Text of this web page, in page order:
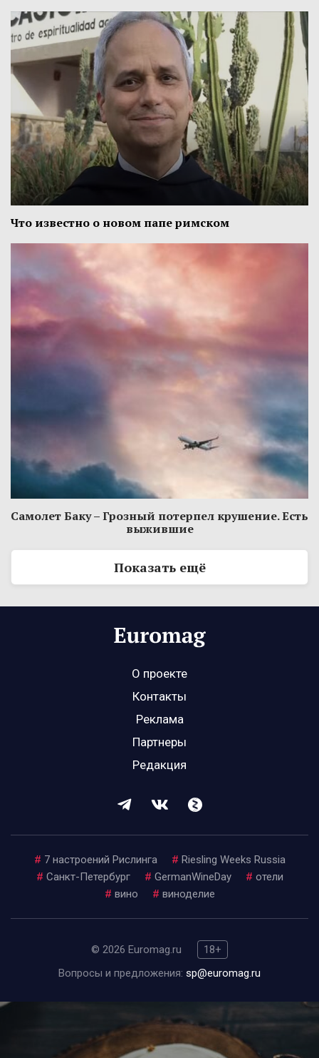
Что известно о новом папе римском
Самолет Баку – Грозный потерпел крушение. Есть
выжившие
Показать ещё
О проекте
Контакты
Реклама
Партнеры
Редакция
# 7 настроений Рислинга # Riesling Weeks Russia
# Санкт-Петербург # GermanWineDay # отели
# вино # виноделие
© 2026 Euromag.ru
18+
Вопросы и предложения: sp@euromag.ru